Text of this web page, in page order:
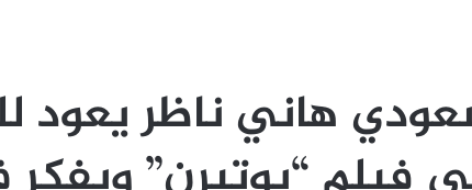
هاني ناظر يعود